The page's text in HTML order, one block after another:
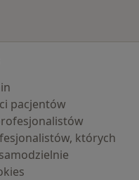
pacjentów
których